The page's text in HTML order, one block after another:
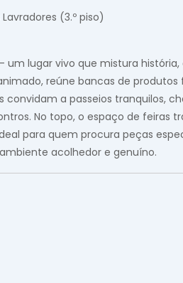
(3.º piso)
um lugar vivo que mistura
reúne bancas de produtos
a passeios tranquilos,
No topo, o espaço de feiras
para quem procura peças
acolhedor e genuíno.